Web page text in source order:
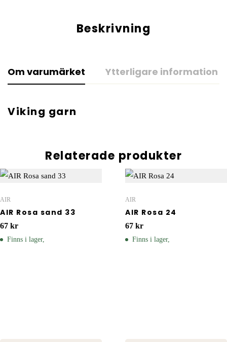
Beskrivning
Om varumärket Ytterligare information
Viking garn
Relaterade produkter
AIR
AIR Rosa sand 33
67 kr
Finns i lager,
AIR
AIR Rosa 24
67 kr
Finns i lager,